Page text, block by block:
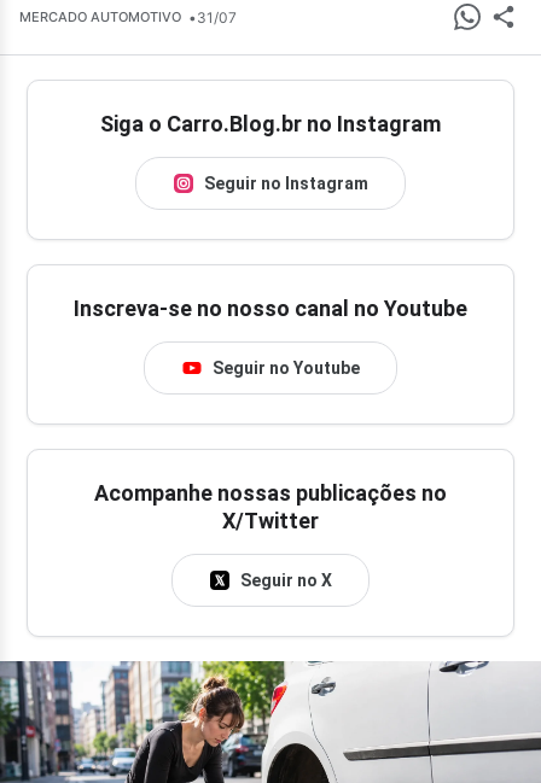
MERCADO AUTOMOTIVO •31/07
Siga o Carro.Blog.br no Instagram
Seguir no Instagram
Inscreva-se no nosso canal no Youtube
Seguir no Youtube
Acompanhe nossas publicações no
X/Twitter
Seguir no X